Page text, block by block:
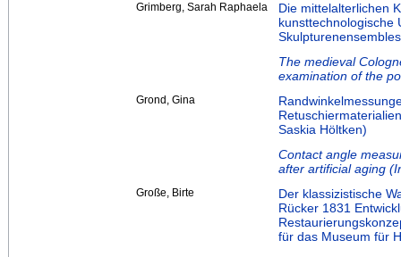
Grimberg, Sarah Raphaela
Die mittelalterlichen
kunsttechnologische
Skulpturenensembles
The medieval
examination of the
Grond, Gina
Saskia Höltken)
Contact angle
after artificial aging
Große, Birte
Der klassizistische
Rücker 1831
für das Museum für